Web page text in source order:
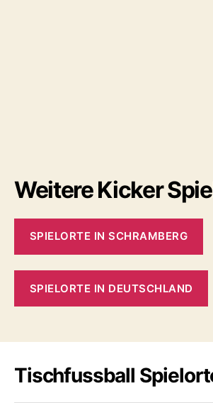
Weitere Kicker
SPIELORTE IN SCHRAMBERG
SPIELORTE IN DEUTSCHLAND
Tischfussball